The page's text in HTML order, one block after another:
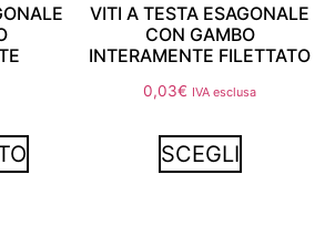
VITI A TESTA ESAGONALE
CON GAMBO
INTERAMENTE FILETTATO
0,03€ IVA esclusa
SCEGLI